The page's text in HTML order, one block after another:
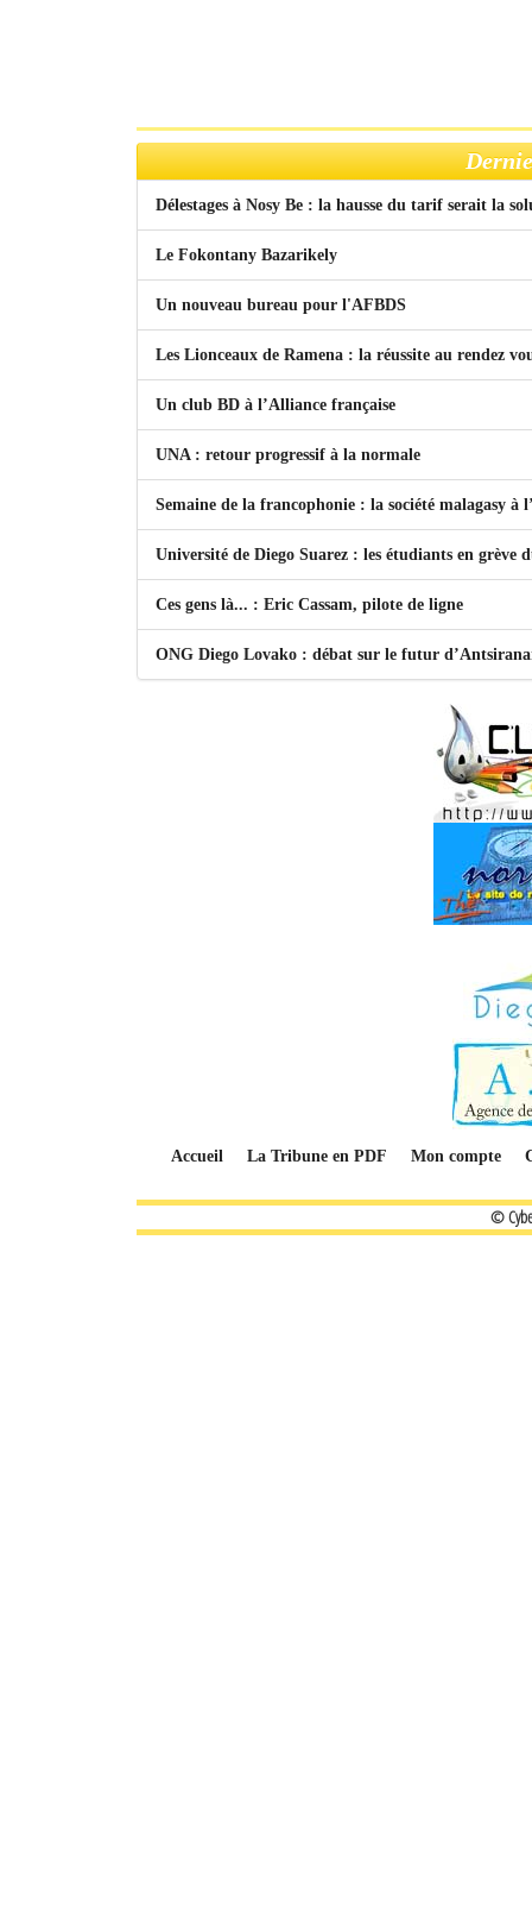
Délestages à Nosy Be : la hausse du tarif serait la
Le Fokontany Bazarikely
Un nouveau bureau pour l'AFBDS
Les Lionceaux de Ramena : la réussite au rendez
Un club BD à l’Alliance française
UNA : retour progressif à la normale
Semaine de la francophonie : la société malagasy à
Université de Diego Suarez : les étudiants en grève
Ces gens là... : Eric Cassam, pilote de ligne
ONG Diego Lovako : débat sur le futur
Accueil La Tribune en PDF Mon compte
©